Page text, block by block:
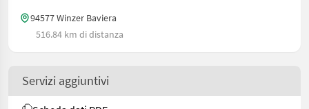
94577 Winzer Baviera
516.84 km di distanza
Servizi aggiuntivi